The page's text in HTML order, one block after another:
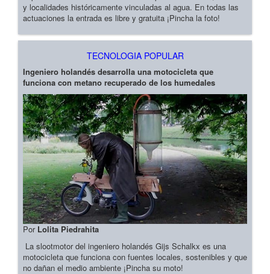
y localidades históricamente vinculadas al agua. En todas las
actuaciones la entrada es libre y gratuita ¡Pincha la foto!
TECNOLOGIA POPULAR
Ingeniero holandés desarrolla una motocicleta que
funciona con metano recuperado de los humedales
Por Lolita Piedrahita
La slootmotor del ingeniero holandés Gijs Schalkx es una
motocicleta que funciona con fuentes locales, sostenibles y que
no dañan el medio ambiente ¡Pincha su moto!